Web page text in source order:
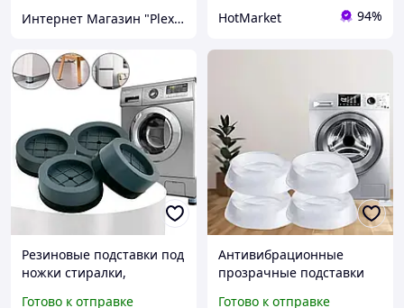
Интернет Магазин "PlexStore" HotMarket 94%
Резиновые подставки под
ножки стиралки,
Готово к отправке
Антивибрационные
прозрачные подставки
Готово к отправке